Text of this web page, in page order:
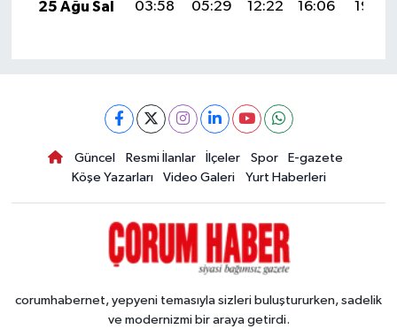
25 Ağu Sal
03:58 05:29 12:22 16:06 19:05
Güncel Resmi İlanlar İlçeler Spor
E-gazete
Köşe Yazarları
Video Galeri Yurt Haberleri
corumhabernet, yepyeni temasıyla sizleri buluştururken, sadelik
ve modernizmi bir araya getirdi.